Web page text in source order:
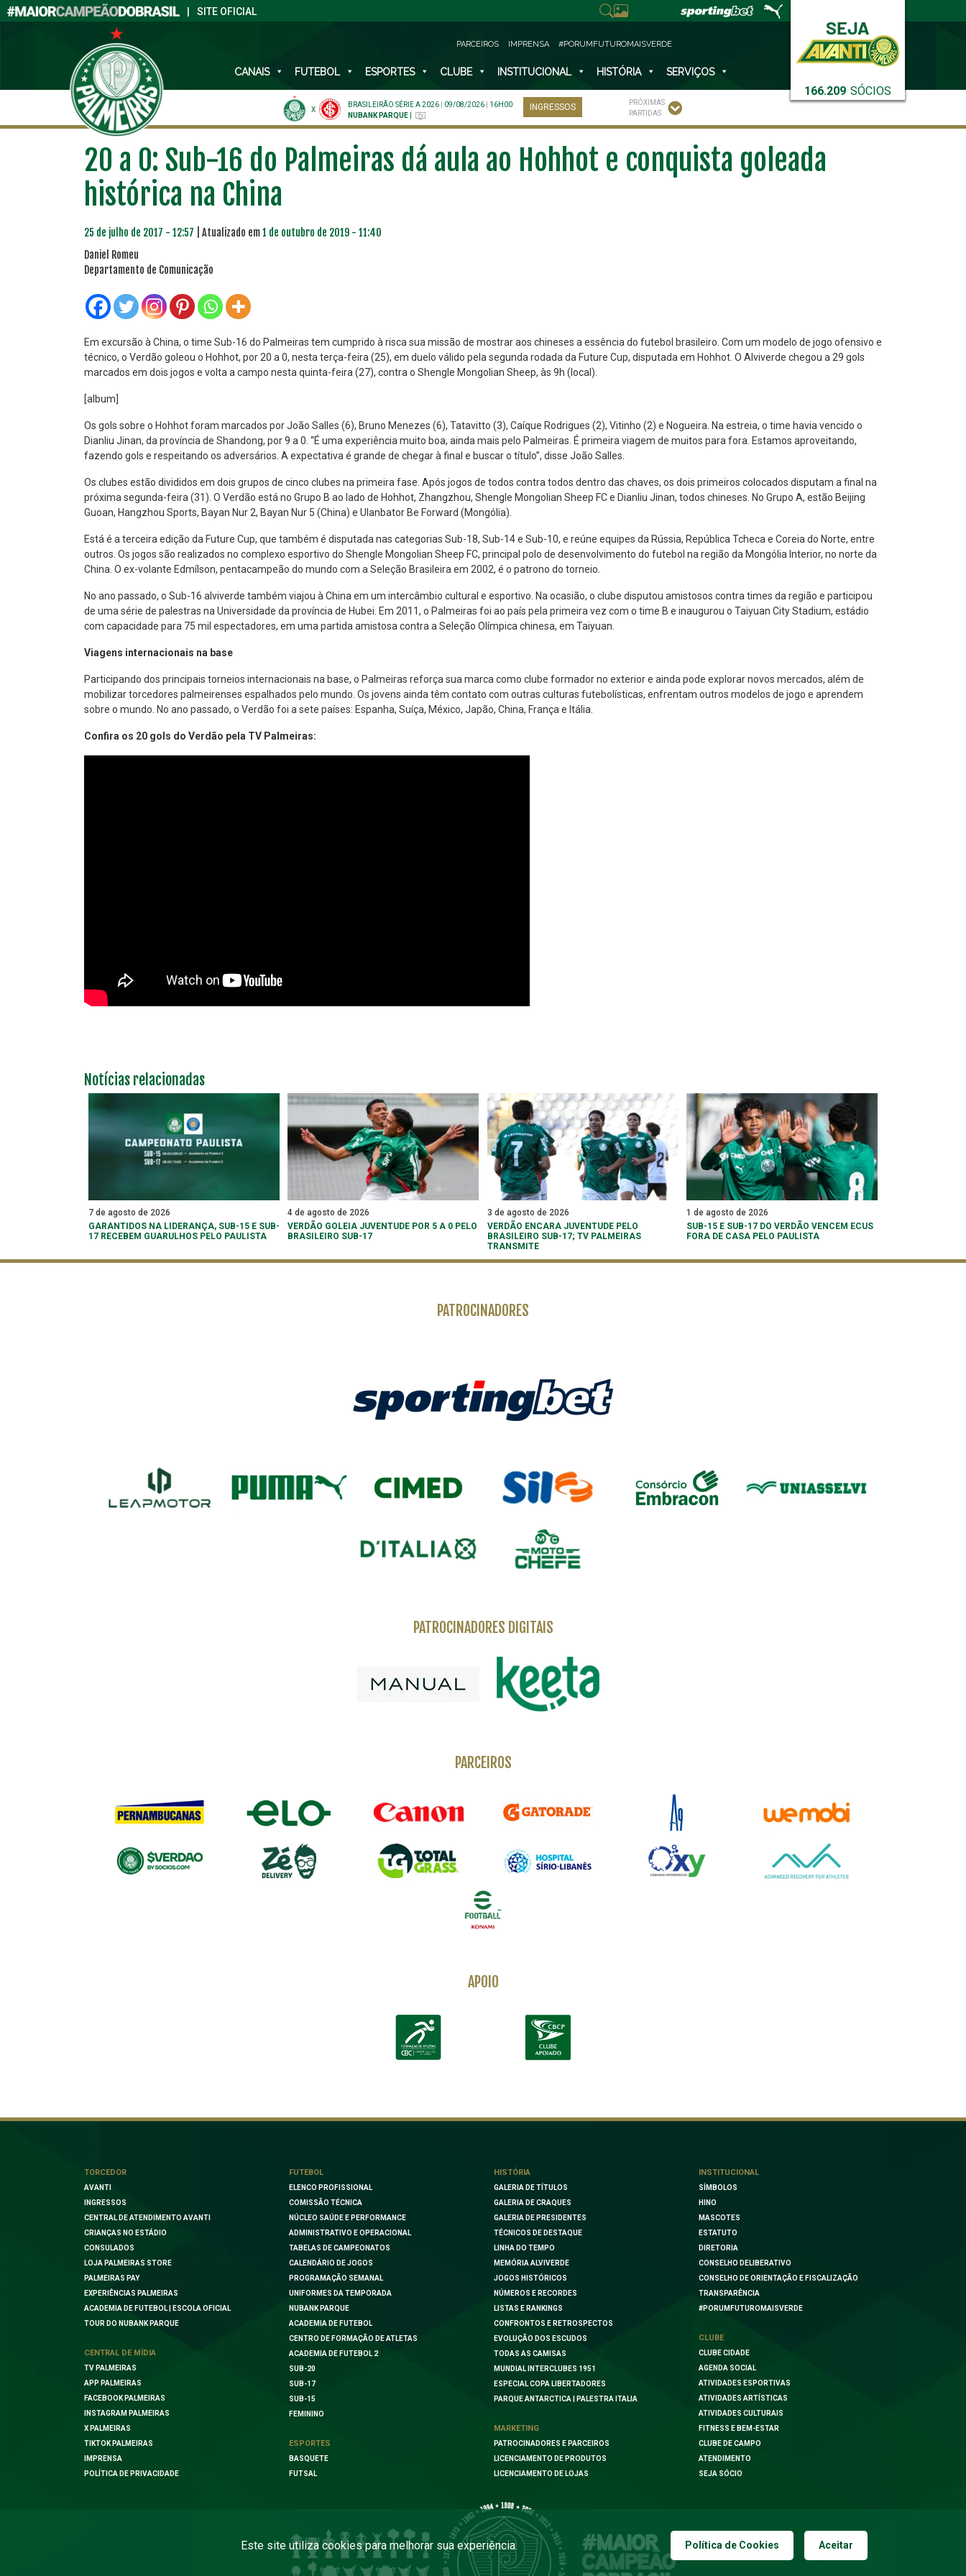
SITE OFICIAL
166.209 SÓCIOS
PARCEIROS IMPRENSA #PORUMFUTUROMAISVERDE
CANAIS FUTEBOL ESPORTES CLUBE INSTITUCIONAL HISTÓRIA SERVIÇOS
X
BRASILEIRÃO SÉRIE A 2026 09/08/2026
16H00
NUBANK PARQUE
INGRESSOS
PRÓXIMAS
PARTIDAS
20 a 0: Sub-16 do Palmeiras dá aula ao Hohhot e conquista goleada
histórica na China
25 de julho de 2017 - 12:57 | Atualizado em1 de outubro de 2019 - 11:40
Daniel Romeu
Departamento de Comunicação
Em excursão à China, o time Sub-16 do Palmeiras tem cumprido à risca sua missão de mostrar aos chineses a essência do futebol brasileiro. Com um modelo de jogo ofensivo e
técnico, o Verdão goleou o Hohhot, por 20 a 0, nesta terça-feira (25), em duelo válido pela segunda rodada da Future Cup, disputada em Hohhot. O Alviverde chegou a 29 gols
marcados em dois jogos e volta a campo nesta quinta-feira (27), contra o Shengle Mongolian Sheep, às 9h (local).
[album]
Os gols sobre o Hohhot foram marcados por João Salles (6), Bruno Menezes (6), Tatavitto (3), Caíque Rodrigues (2), Vitinho (2) e Nogueira. Na estreia, o time havia vencido o
Dianliu Jinan, da província de Shandong, por 9 a 0. “É uma experiência muito boa, ainda mais pelo Palmeiras. É primeira viagem de muitos para fora. Estamos aproveitando,
fazendo gols e respeitando os adversários. A expectativa é grande de chegar à final e buscar o título”, disse João Salles.
Os clubes estão divididos em dois grupos de cinco clubes na primeira fase. Após jogos de todos contra todos dentro das chaves, os dois primeiros colocados disputam a final na
próxima segunda-feira (31). O Verdão está no Grupo B ao lado de Hohhot, Zhangzhou, Shengle Mongolian Sheep FC e Dianliu Jinan, todos chineses. No Grupo A, estão Beijing
Guoan, Hangzhou Sports, Bayan Nur 2, Bayan Nur 5 (China) e Ulanbator Be Forward (Mongólia).
Está é a terceira edição da Future Cup, que também é disputada nas categorias Sub-18, Sub-14 e Sub-10, e reúne equipes da Rússia, República Tcheca e Coreia do Norte, entre
outros. Os jogos são realizados no complexo esportivo do Shengle Mongolian Sheep FC, principal polo de desenvolvimento do futebol na região da Mongólia Interior, no norte da
China. O ex-volante Edmílson, pentacampeão do mundo com a Seleção Brasileira em 2002, é o patrono do torneio.
No ano passado, o Sub-16 alviverde também viajou à China em um intercâmbio cultural e esportivo. Na ocasião, o clube disputou amistosos contra times da região e participou
de uma série de palestras na Universidade da província de Hubei. Em 2011, o Palmeiras foi ao país pela primeira vez com o time B e inaugurou o Taiyuan City Stadium, estádio
com capacidade para 75 mil espectadores, em uma partida amistosa contra a Seleção Olímpica chinesa, em Taiyuan.
Viagens internacionais na base
Participando dos principais torneios internacionais na base, o Palmeiras reforça sua marca como clube formador no exterior e ainda pode explorar novos mercados, além de
mobilizar torcedores palmeirenses espalhados pelo mundo. Os jovens ainda têm contato com outras culturas futebolísticas, enfrentam outros modelos de jogo e aprendem
sobre o mundo. No ano passado, o Verdão foi a sete países: Espanha, Suíça, México, Japão, China, França e Itália.
Confira os 20 gols do Verdão pela TV Palmeiras:
Notícias relacionadas
7 de agosto de 2026
GARANTIDOS NA LIDERANÇA, SUB-15 E SUB-
17 RECEBEM GUARULHOS PELO PAULISTA
4 de agosto de 2026
VERDÃO GOLEIA JUVENTUDE POR 5 A 0 PELO
BRASILEIRO SUB-17
3 de agosto de 2026
VERDÃO ENCARA JUVENTUDE PELO
BRASILEIRO SUB-17; TV PALMEIRAS
TRANSMITE
1 de agosto de 2026
SUB-15 E SUB-17 DO VERDÃO VENCEM ECUS
FORA DE CASA PELO PAULISTA
PATROCINADORES
PATROCINADORES DIGITAIS
PARCEIROS
APOIO
TORCEDOR
AVANTI
INGRESSOS
CENTRAL DE ATENDIMENTO AVANTI
CRIANÇAS NO ESTÁDIO
CONSULADOS
LOJA PALMEIRAS STORE
PALMEIRAS PAY
EXPERIÊNCIAS PALMEIRAS
ACADEMIA DE FUTEBOL | ESCOLA OFICIAL
TOUR DO NUBANK PARQUE
CENTRAL DE MÍDIA
TV PALMEIRAS
APP PALMEIRAS
FACEBOOK PALMEIRAS
INSTAGRAM PALMEIRAS
X PALMEIRAS
TIKTOK PALMEIRAS
IMPRENSA
POLÍTICA DE PRIVACIDADE
FUTEBOL
ELENCO PROFISSIONAL
COMISSÃO TÉCNICA
NÚCLEO SAÚDE E PERFORMANCE
ADMINISTRATIVO E OPERACIONAL
TABELAS DE CAMPEONATOS
CALENDÁRIO DE JOGOS
PROGRAMAÇÃO SEMANAL
UNIFORMES DA TEMPORADA
NUBANK PARQUE
ACADEMIA DE FUTEBOL
CENTRO DE FORMAÇÃO DE ATLETAS
ACADEMIA DE FUTEBOL 2
SUB-20
SUB-17
SUB-15
FEMININO
ESPORTES
BASQUETE
FUTSAL
HISTÓRIA
GALERIA DE TÍTULOS
GALERIA DE CRAQUES
GALERIA DE PRESIDENTES
TÉCNICOS DE DESTAQUE
LINHA DO TEMPO
MEMÓRIA ALVIVERDE
JOGOS HISTÓRICOS
NÚMEROS E RECORDES
LISTAS E RANKINGS
CONFRONTOS E RETROSPECTOS
EVOLUÇÃO DOS ESCUDOS
TODAS AS CAMISAS
MUNDIAL INTERCLUBES 1951
ESPECIAL COPA LIBERTADORES
PARQUE ANTARCTICA | PALESTRA ITALIA
MARKETING
PATROCINADORES E PARCEIROS
LICENCIAMENTO DE PRODUTOS
LICENCIAMENTO DE LOJAS
INSTITUCIONAL
SÍMBOLOS
HINO
MASCOTES
ESTATUTO
DIRETORIA
CONSELHO DELIBERATIVO
CONSELHO DE ORIENTAÇÃO E FISCALIZAÇÃO
TRANSPARÊNCIA
#PORUMFUTUROMAISVERDE
CLUBE
CLUBE CIDADE
AGENDA SOCIAL
ATIVIDADES ESPORTIVAS
ATIVIDADES ARTÍSTICAS
ATIVIDADES CULTURAIS
FITNESS E BEM-ESTAR
CLUBE DE CAMPO
ATENDIMENTO
SEJA SÓCIO
Este site utiliza cookies para melhorar sua experiência. Política de Cookies Aceitar